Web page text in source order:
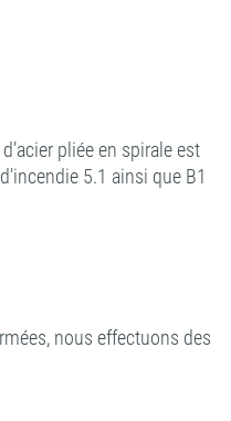
pliée en spirale est
5.1 ainsi que B1
nous effectuons des